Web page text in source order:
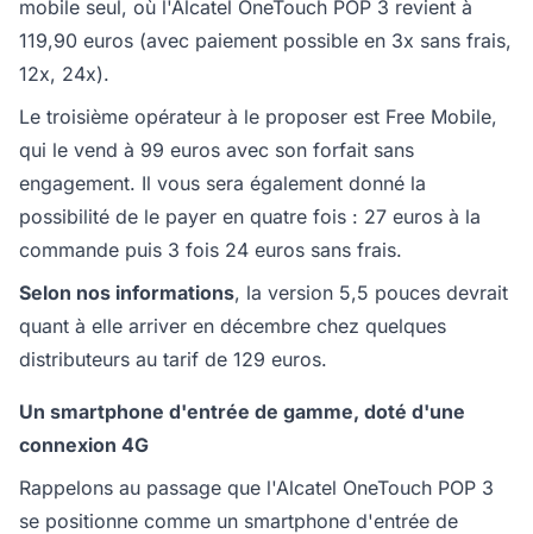
mobile seul, où l'Alcatel OneTouch POP 3 revient à
119,90 euros (avec paiement possible en 3x sans frais,
12x, 24x).
Le troisième opérateur à le proposer est Free Mobile,
qui le vend à 99 euros avec son forfait sans
engagement. Il vous sera également donné la
possibilité de le payer en quatre fois : 27 euros à la
commande puis 3 fois 24 euros sans frais.
Selon nos informations, la version 5,5 pouces devrait
quant à elle arriver en décembre chez quelques
distributeurs au tarif de 129 euros.
Un smartphone d'entrée de gamme, doté d'une
connexion 4G
Rappelons au passage que l'Alcatel OneTouch POP 3
se positionne comme un smartphone d'entrée de